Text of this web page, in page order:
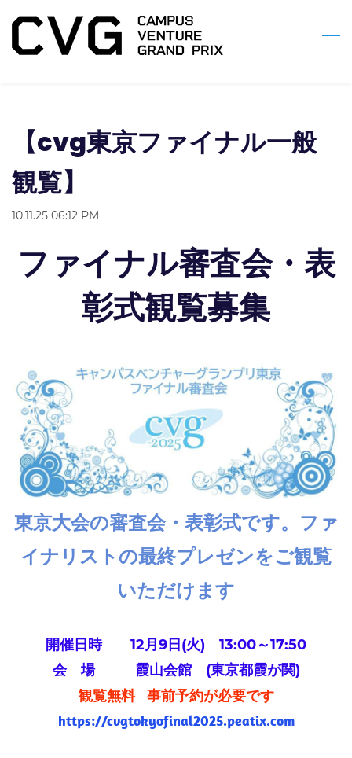
main
【cvg東京ファイナル一般
観覧】
10.11.25 06:12 PM
ファイナル審査会・表
彰式観覧募集
東京大会の審査会・表彰式です。ファ
イナリストの最終プレゼンをご観覧
いただけます
開催日時 12月9日(火) 13:00～17:50
会 場 霞山会館 (東京都霞が関)
観覧無料 事前予約が必要です
https://cvgtokyofinal2025.peatix.com